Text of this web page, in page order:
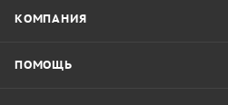
КОМПАНИЯ
ПОМОЩЬ